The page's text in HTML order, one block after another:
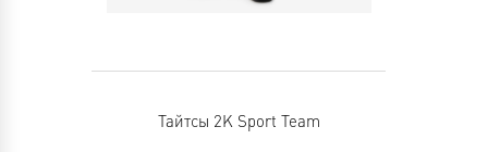
Тайтсы 2K Sport Team